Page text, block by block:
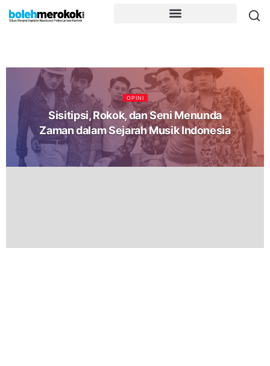
OPINI
Sisitipsi, Rokok, dan Seni Menunda
Zaman dalam Sejarah Musik Indonesia